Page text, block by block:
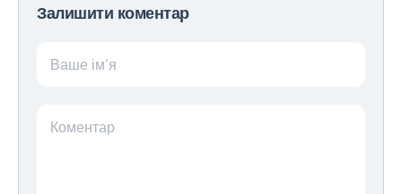
Залишити коментар
Ваше ім’я
Коментар